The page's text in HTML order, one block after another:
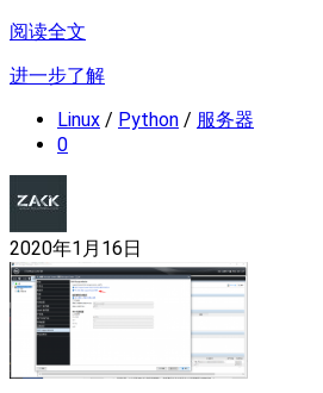
阅读全文
进一步了解
Linux / Python / 服务器
0
2020年1月16日